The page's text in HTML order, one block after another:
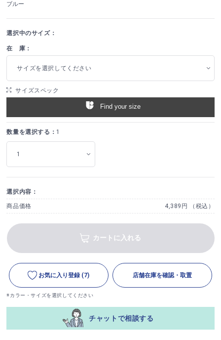
ブルー
選択中のサイズ：
在 庫：
サイズを選択してください
サイズスペック
Find your size
数量を選択する： 1
選択内容：
商品価格 4,389円 （税込）
カートに入れる
お気に入り登録 (7) 店舗在庫を確認・取置
※カラー・サイズを選択してください
チャットで相談する